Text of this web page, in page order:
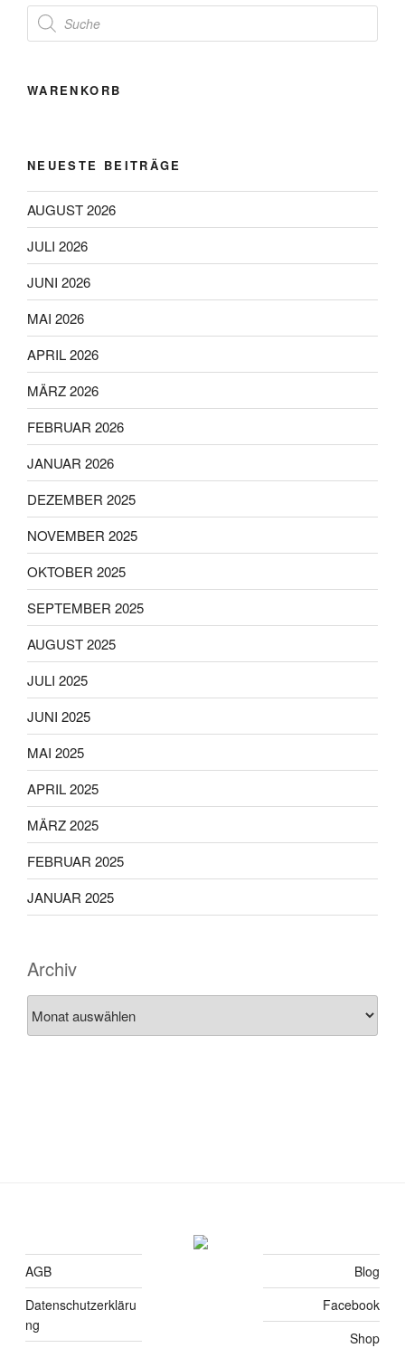
auf.
Die
auf
gewählt
Products
search
WARENKORB
NEUESTE BEITRÄGE
AUGUST 2026
JULI 2026
JUNI 2026
MAI 2026
APRIL 2026
MÄRZ 2026
FEBRUAR 2026
JANUAR 2026
DEZEMBER 2025
NOVEMBER 2025
OKTOBER 2025
SEPTEMBER 2025
AUGUST 2025
JULI 2025
JUNI 2025
MAI 2025
APRIL 2025
MÄRZ 2025
FEBRUAR 2025
JANUAR 2025
Archiv
AGB
Datenschutzerkläru
ng
Blog
Facebook
Shop